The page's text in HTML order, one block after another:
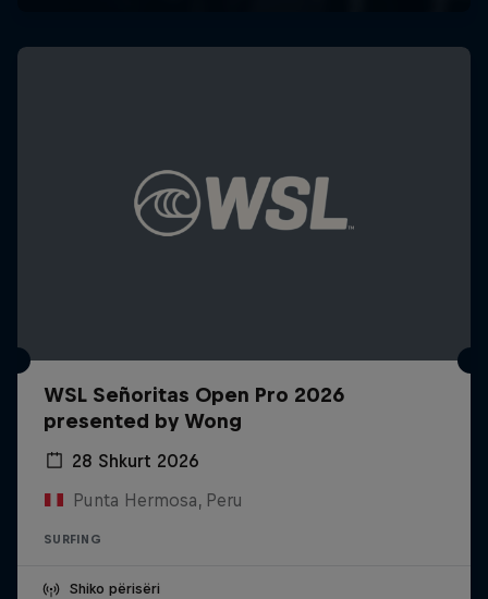
WSL Señoritas Open Pro 2026
presented by Wong
28 Shkurt 2026
Punta Hermosa, Peru
SURFING
Shiko përisëri